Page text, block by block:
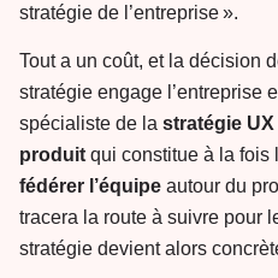
stratégie de l’entreprise ».
Tout a un coût, et la décision
stratégie engage l’entreprise
spécialiste de la stratégie UX
produit qui constitue à la fois
fédérer l’équipe autour du
tracera la route à suivre pour
stratégie devient alors